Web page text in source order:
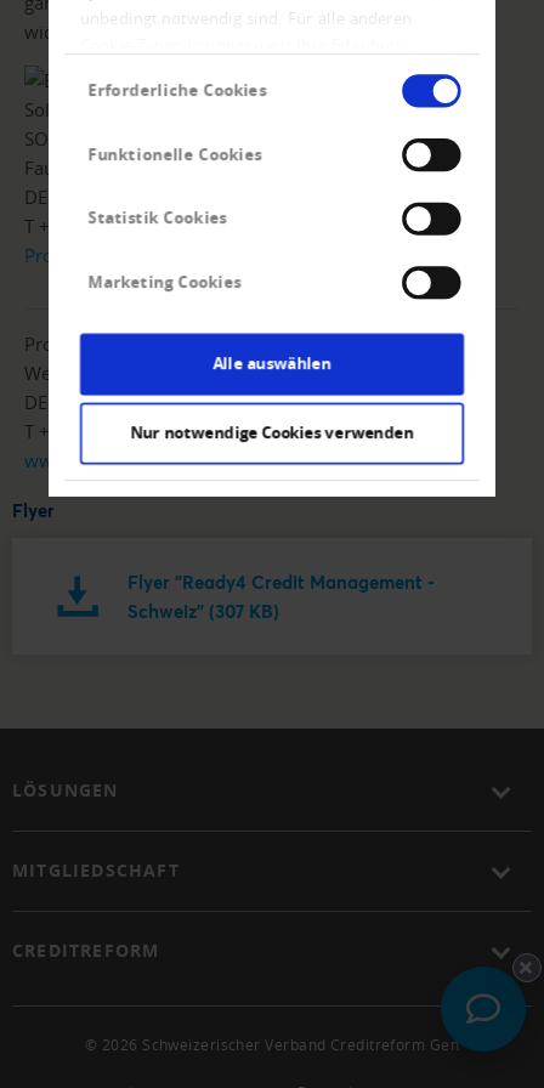
unbedingt notwendig sind. Für alle anderen
Erforderliche Cookies
Funktionelle Cookies
Statistik Cookies
Marketing Cookies
Alle auswählen
Nur notwendige Cookies verwenden
widmen.
SOA People AG
Fautenbruchstrasse 46
DE-76137 Karlsruhe
T +49 7243 6059-10
Produktflyer
Prof. Schumann GmbH
Weender Landstrasse 23
DE-37073 Göttingen
T +49 551383150
www.prof-schumann.de
Flyer
Flyer "Ready4 Credit Management -
Schweiz" (307 KB)
LÖSUNGEN
MITGLIEDSCHAFT
CREDITREFORM
© 2026 Schweizerischer Verband Creditreform Gen